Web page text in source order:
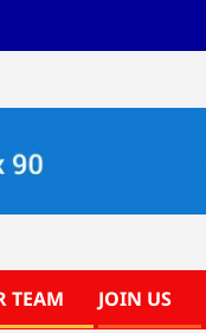
TEAM JOIN US